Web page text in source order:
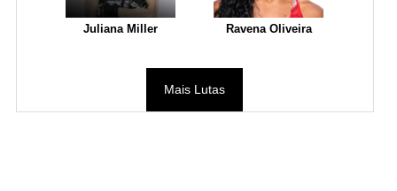
Juliana Miller Ravena Oliveira
Mais Lutas